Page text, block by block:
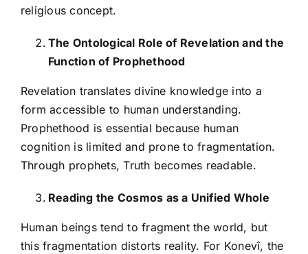
religious concept.
The Ontological Role of Revelation and the
Function of Prophethood
Revelation translates divine knowledge into a
form accessible to human understanding.
Prophethood is essential because human
cognition is limited and prone to fragmentation.
Through prophets, Truth becomes readable.
Reading the Cosmos as a Unified Whole
Human beings tend to fragment the world, but
this fragmentation distorts reality. For Konevî, the